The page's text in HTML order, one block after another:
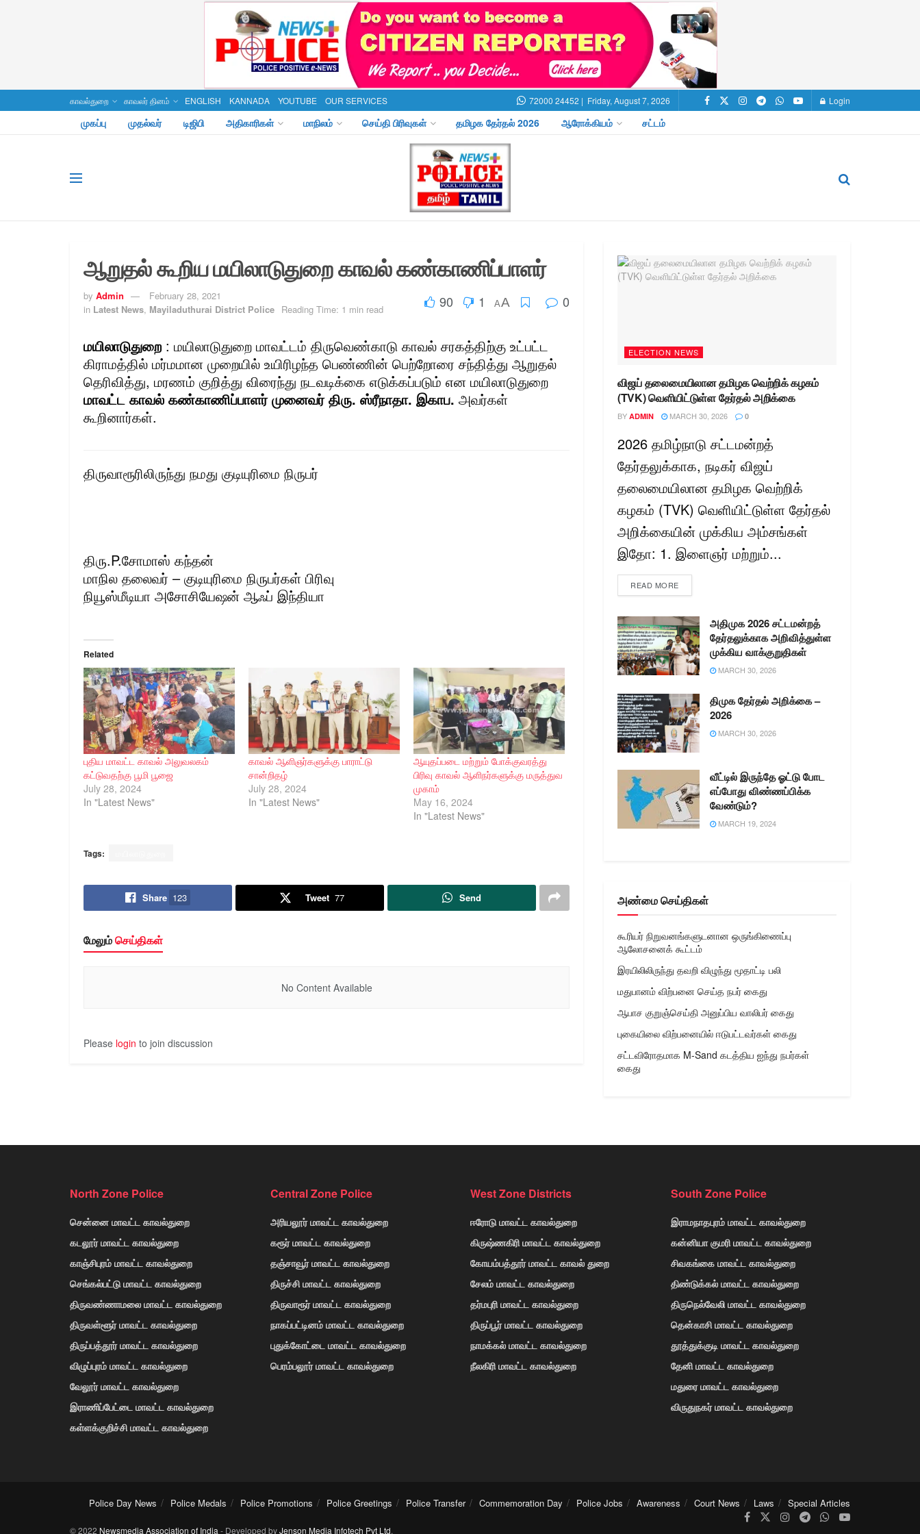
காவல்துறை காவலர் தினம் ENGLISH KANNADA YOUTUBE OUR SERVICES 72000 24452 | Friday, August 7, 2026 Login
முகப்பு முதல்வர் டிஜிபி அதிகாரிகள் மாநிலம் செய்தி பிரிவுகள் தமிழக தேர்தல் 2026 ஆரோக்கியம் சட்டம்
ஆறுதல் கூறிய மயிலாடுதுறை காவல் கண்காணிப்பாளர்
by Admin
February 28, 2021
in Latest News, Mayiladuthurai District Police Reading Time: 1 min read 90 1 AA 0
மயிலாடுதுறை : மயிலாடுதுறை மாவட்டம் திருவெண்காடு காவல் சரகத்திற்கு உட்பட்ட
கிராமத்தில் மர்மமான முறையில் உயிரிழந்த பெண்ணின் பெற்றோரை சந்தித்து ஆறுதல்
தெரிவித்து, மரணம் குறித்து விரைந்து நடவடிக்கை எடுக்கப்படும் என மயிலாடுதுறை
மாவட்ட காவல் கண்காணிப்பாளர் முனைவர் திரு. ஸ்ரீநாதா. இகாப. அவர்கள்
கூறினார்கள்.
திருவாரூரிலிருந்து நமது குடியுரிமை நிருபர்
திரு.P.சோமாஸ் கந்தன்
மாநில தலைவர் – குடியுரிமை நிருபர்கள் பிரிவு
நியூஸ்மீடியா அசோசியேஷன் ஆஃப் இந்தியா
Related
புதிய மாவட்ட காவல் அலுவலகம்
கட்டுவதற்கு பூமி பூஜை
July 28, 2024
In "Latest News"
காவல் ஆளிஞர்களுக்கு பாராட்டு
சான்றிதழ்
July 28, 2024
In "Latest News"
ஆயுதப்படை மற்றும் போக்குவரத்து
பிரிவு காவல் ஆளிநர்களுக்கு மருத்துவ
முகாம்
May 16, 2024
In "Latest News"
Tags:
Share 123 Tweet 77 Send
மேலும்செய்திகள்
No Content Available
Please login to join discussion
ELECTION NEWS
விஜய் தலைமையிலான தமிழக வெற்றிக் கழகம்
(TVK) வெளியிட்டுள்ள தேர்தல் அறிக்கை
BY ADMIN MARCH 30, 2026 0
2026 தமிழ்நாடு சட்டமன்றத்
தேர்தலுக்காக, நடிகர் விஜய்
தலைமையிலான தமிழக வெற்றிக்
கழகம் (TVK) வெளியிட்டுள்ள தேர்தல்
அறிக்கையின் முக்கிய அம்சங்கள்
இதோ: 1. இளைஞர் மற்றும்...
READ MORE
அதிமுக 2026 சட்டமன்றத்
தேர்தலுக்காக அறிவித்துள்ள
முக்கிய வாக்குறுதிகள்
MARCH 30, 2026
திமுக தேர்தல் அறிக்கை –
2026
MARCH 30, 2026
வீட்டில் இருந்தே ஓட்டு போட
எப்போது விண்ணப்பிக்க
வேண்டும்?
MARCH 19, 2024
அண்மை செய்திகள்
கூரியர் நிறுவனங்களுடனான ஒருங்கிணைப்பு
ஆலோசனைக் கூட்டம்
இரயிலிலிருந்து தவறி விழுந்து மூதாட்டி பலி
மதுபானம் விற்பனை செய்த நபர் கைது
ஆபாச குறுஞ்செய்தி அனுப்பிய வாலிபர் கைது
புகையிலை விற்பனையில் ஈடுபட்டவர்கள் கைது
சட்டவிரோதமாக M-Sand கடத்திய ஐந்து நபர்கள்
கைது
North Zone Police
சென்னை மாவட்ட காவல்துறை
கடலூர் மாவட்ட காவல்துறை
காஞ்சிபுரம் மாவட்ட காவல்துறை
செங்கல்பட்டு மாவட்ட காவல்துறை
திருவண்ணாமலை மாவட்ட காவல்துறை
திருவள்ளூர் மாவட்ட காவல்துறை
திருப்பத்தூர் மாவட்ட காவல்துறை
விழுப்புரம் மாவட்ட காவல்துறை
வேலூர் மாவட்ட காவல்துறை
இராணிப்பேட்டை மாவட்ட காவல்துறை
கள்ளக்குறிச்சி மாவட்ட காவல்துறை
Central Zone Police
அரியலூர் மாவட்ட காவல்துறை
கரூர் மாவட்ட காவல்துறை
தஞ்சாவூர் மாவட்ட காவல்துறை
திருச்சி மாவட்ட காவல்துறை
திருவாரூர் மாவட்ட காவல்துறை
நாகப்பட்டினம் மாவட்ட காவல்துறை
புதுக்கோட்டை மாவட்ட காவல்துறை
பெரம்பலூர் மாவட்ட காவல்துறை
West Zone Districts
ஈரோடு மாவட்ட காவல்துறை
கிருஷ்ணகிரி மாவட்ட காவல்துறை
கோயம்பத்தூர் மாவட்ட காவல் துறை
சேலம் மாவட்ட காவல்துறை
தர்மபுரி மாவட்ட காவல்துறை
திருப்பூர் மாவட்ட காவல்துறை
நாமக்கல் மாவட்ட காவல்துறை
நீலகிரி மாவட்ட காவல்துறை
South Zone Police
இராமநாதபுரம் மாவட்ட காவல்துறை
கன்னியா குமரி மாவட்ட காவல்துறை
சிவகங்கை மாவட்ட காவல்துறை
திண்டுக்கல் மாவட்ட காவல்துறை
திருநெல்வேலி மாவட்ட காவல்துறை
தென்காசி மாவட்ட காவல்துறை
தூத்துக்குடி மாவட்ட காவல்துறை
தேனி மாவட்ட காவல்துறை
மதுரை மாவட்ட காவல்துறை
விருதுநகர் மாவட்ட காவல்துறை
Police Day News Police Medals Police Promotions Police Greetings Police Transfer Commemoration Day Police Jobs Awareness Court News Laws Special Articles
© 2022 Newsmedia Association of India - Developed byJenson Media Infotech Pvt Ltd.